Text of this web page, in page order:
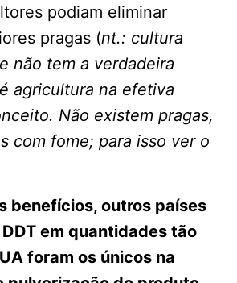
podiam eliminar
pragas (nt.: cultura
não tem a verdadeira
agricultura na efetiva
Não existem pragas,
com fome; para isso ver o
benefícios, outros países
em quantidades tão
foram os únicos na